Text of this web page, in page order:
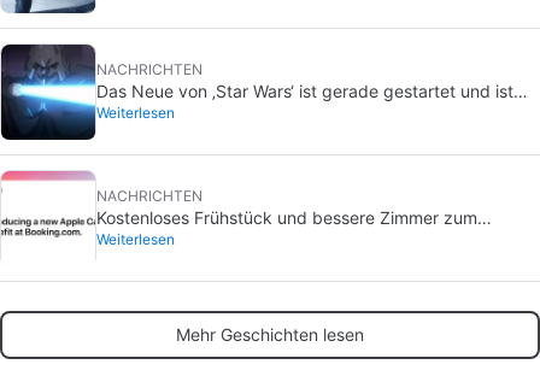
NACHRICHTEN
Das Neue von ‚Star Wars‘ ist gerade gestartet und ist
endlich ein Hauch frischer Luft für das Franchise
Weiterlesen
NACHRICHTEN
Kostenloses Frühstück und bessere Zimmer zum
gleichen Preis: der Booking-Trick, wenn du diesen
Weiterlesen
Mehr Geschichten lesen